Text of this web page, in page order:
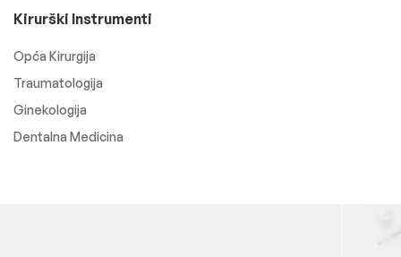
Kirurški Instrumenti
Opća Kirurgija
Traumatologija
Ginekologija
Dentalna Medicina